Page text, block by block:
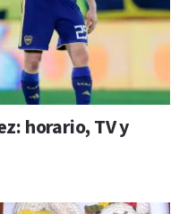
horario, TV y